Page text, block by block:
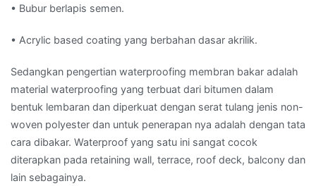
• Bubur berlapis semen.
• Acrylic based coating yang berbahan dasar akrilik.
Sedangkan pengertian waterproofing membran bakar adalah
material waterproofing yang terbuat dari bitumen dalam
bentuk lembaran dan diperkuat dengan serat tulang jenis non-
woven polyester dan untuk penerapan nya adalah dengan tata
cara dibakar. Waterproof yang satu ini sangat cocok
diterapkan pada retaining wall, terrace, roof deck, balcony dan
lain sebagainya.